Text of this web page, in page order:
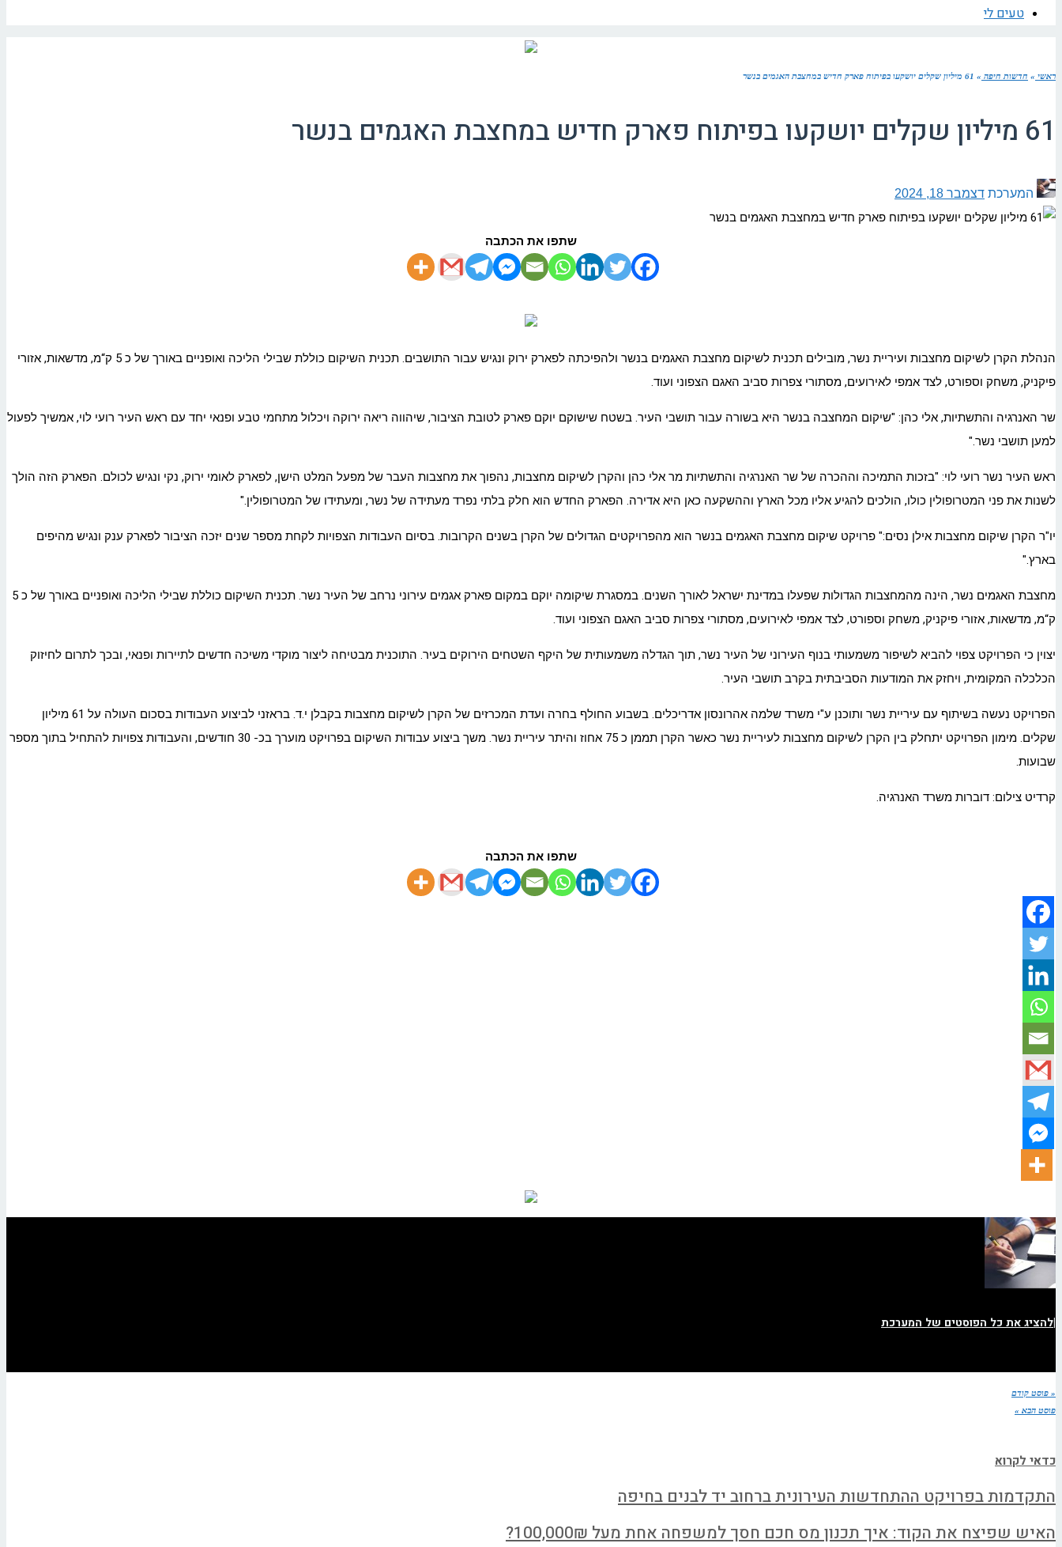
טעים לי
ראשי » חדשות חיפה » 61 מיליון שקלים יושקעו בפיתוח פארק חדיש במחצבת האגמים בנשר
61 מיליון שקלים יושקעו בפיתוח פארק חדיש במחצבת האגמים בנשר
המערכת דצמבר 18, 2024
שתפו את הכתבה
הנהלת הקרן לשיקום מחצבות ועיריית נשר, מובילים תכנית לשיקום מחצבת האגמים בנשר ולהפיכתה לפארק ירוק ונגיש עבור התושבים. תכנית השיקום כוללת שבילי הליכה ואופניים באורך של כ 5 ק“מ, מדשאות, אזורי
פיקניק, משחק וספורט, לצד אמפי לאירועים, מסתורי צפרות סביב האגם הצפוני ועוד.
שר האנרגיה והתשתיות, אלי כהן: "שיקום המחצבה בנשר היא בשורה עבור תושבי העיר. בשטח שישוקם יוקם פארק לטובת הציבור, שיהווה ריאה ירוקה ויכלול מתחמי טבע ופנאי יחד עם ראש העיר רועי לוי, אמשיך לפעול
למען תושבי נשר."
ראש העיר נשר רועי לוי: "בזכות התמיכה וההכרה של שר האנרגיה והתשתיות מר אלי כהן והקרן לשיקום מחצבות, נהפוך את מחצבות העבר של מפעל המלט הישן, לפארק לאומי ירוק, נקי ונגיש לכולם. הפארק הזה הולך
לשנות את פני המטרופולין כולו, הולכים להגיע אליו מכל הארץ וההשקעה כאן היא אדירה. הפארק החדש הוא חלק בלתי נפרד מעתידה של נשר, ומעתידו של המטרופולין."
יו"ר הקרן שיקום מחצבות אילן נסים:" פרויקט שיקום מחצבת האגמים בנשר הוא מהפרויקטים הגדולים של הקרן בשנים הקרובות. בסיום העבודות הצפויות לקחת מספר שנים יזכה הציבור לפארק ענק ונגיש מהיפים
בארץ."
מחצבת האגמים נשר, הינה מהמחצבות הגדולות שפעלו במדינת ישראל לאורך השנים. במסגרת שיקומה יוקם במקום פארק אגמים עירוני נרחב של העיר נשר. תכנית השיקום כוללת שבילי הליכה ואופניים באורך של כ 5
ק“מ, מדשאות, אזורי פיקניק, משחק וספורט, לצד אמפי לאירועים, מסתורי צפרות סביב האגם הצפוני ועוד.
יצוין כי הפרויקט צפוי להביא לשיפור משמעותי בנוף העירוני של העיר נשר, תוך הגדלה משמעותית של היקף השטחים הירוקים בעיר. התוכנית מבטיחה ליצור מוקדי משיכה חדשים לתיירות ופנאי, ובכך לתרום לחיזוק
הכלכלה המקומית, ויחזק את המודעות הסביבתית בקרב תושבי העיר.
הפרויקט נעשה בשיתוף עם עיריית נשר ותוכנן ע"י משרד שלמה אהרונסון אדריכלים. בשבוע החולף בחרה ועדת המכרזים של הקרן לשיקום מחצבות בקבלן י.ד. בראזני לביצוע העבודות בסכום העולה על 61 מיליון
שקלים. מימון הפרויקט יתחלק בין הקרן לשיקום מחצבות לעיריית נשר כאשר הקרן תממן כ 75 אחוז והיתר עיריית נשר. משך ביצוע עבודות השיקום בפרויקט מוערך בכ- 30 חודשים, והעבודות צפויות להתחיל בתוך מספר
שבועות.
קרדיט צילום: דוברות משרד האנרגיה.
שתפו את הכתבה
|להציג את כל הפוסטים של המערכת
« פוסט קודם
פוסט הבא »
כדאי לקרוא
התקדמות בפרויקט ההתחדשות העירונית ברחוב יד לבנים בחיפה
האיש שפיצח את הקוד: איך תכנון מס חכם חסך למשפחה אחת מעל 100,000₪?